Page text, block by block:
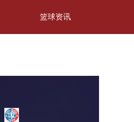
篮球资讯